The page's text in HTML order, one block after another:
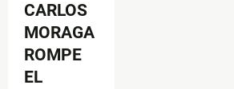
CARLOS
MORAGA
ROMPE
EL